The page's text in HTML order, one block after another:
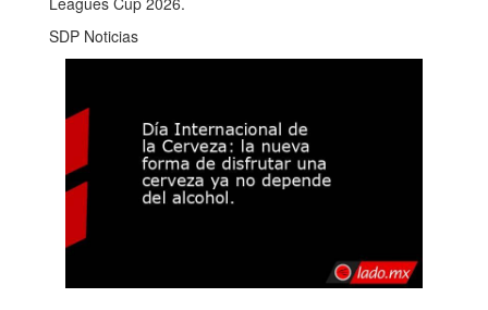
SDP Noticias